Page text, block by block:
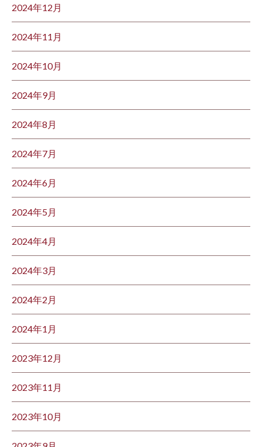
2024年12月
2024年11月
2024年10月
2024年9月
2024年8月
2024年7月
2024年6月
2024年5月
2024年4月
2024年3月
2024年2月
2024年1月
2023年12月
2023年11月
2023年10月